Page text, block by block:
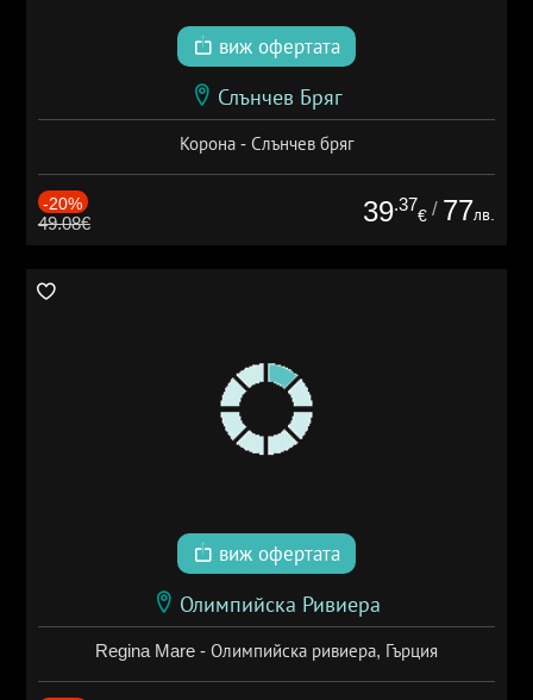
виж офертата
Слънчев Бряг
Корона - Слънчев бряг
-20%
49.08€ 39.37
€ / 77лв.
виж офертата
Олимпийска Ривиера
Regina Mare - Олимпийска ривиера, Гърция